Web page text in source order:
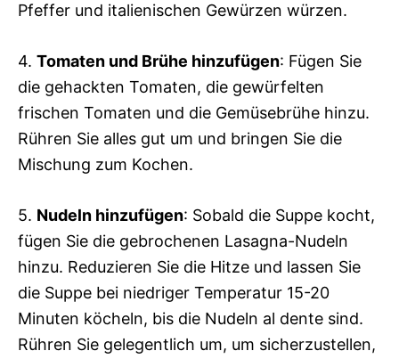
Pfeffer und italienischen Gewürzen würzen.
4. Tomaten und Brühe hinzufügen: Fügen Sie
die gehackten Tomaten, die gewürfelten
frischen Tomaten und die Gemüsebrühe hinzu.
Rühren Sie alles gut um und bringen Sie die
Mischung zum Kochen.
5. Nudeln hinzufügen: Sobald die Suppe kocht,
fügen Sie die gebrochenen Lasagna-Nudeln
hinzu. Reduzieren Sie die Hitze und lassen Sie
die Suppe bei niedriger Temperatur 15-20
Minuten köcheln, bis die Nudeln al dente sind.
Rühren Sie gelegentlich um, um sicherzustellen,